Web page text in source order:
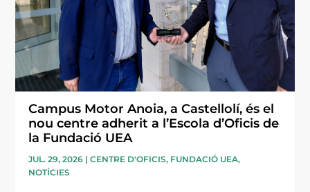
Campus Motor Anoia, a Castellolí, és el
nou centre adherit a l’Escola d’Oficis de
la Fundació UEA
JUL. 29, 2026 |CENTRE D'OFICIS, FUNDACIÓ UEA,
NOTÍCIES